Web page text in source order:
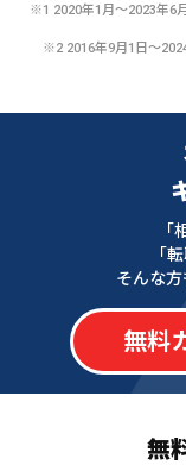
※1 2020年1月〜2023年6
※2 2016年9月1日〜
「
「
そんな
無料
無